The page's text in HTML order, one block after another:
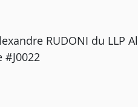
RUDONI du LLP
#J0022